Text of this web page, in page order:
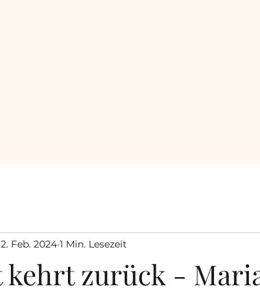
kehrt zurück -
2. Feb. 2024 1 Min. Lesezeit